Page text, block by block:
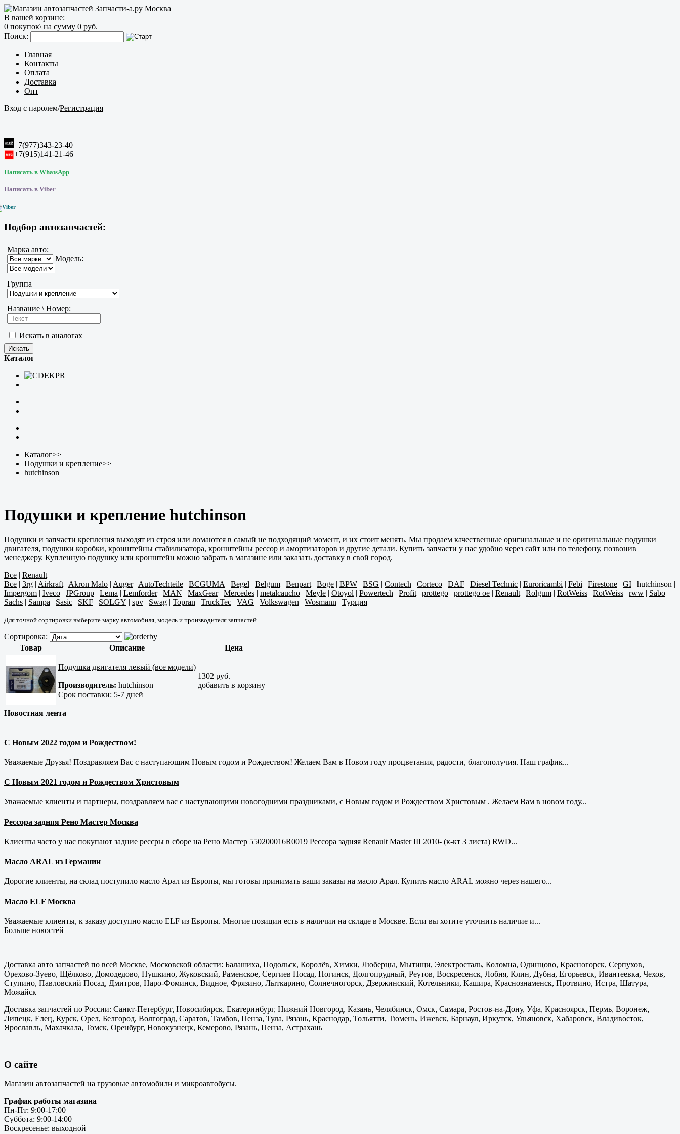
В вашей корзине:
0 покупок\ на сумму 0 руб.
Поиск:
Главная
Контакты
Оплата
Доставка
Опт
Вход с паролем/Регистрация
+7(977)343-23-40
+7(915)141-21-46
Написать в WhatsApp
Написать в Viber
Подбор автозапчастей:
Марка авто:
Модель:
Группа
Название \ Номер:
Искать в аналогах
Каталог
Каталог>>
Подушки и крепление>>
hutchinson
Подушки и крепление hutchinson
Подушки и запчасти крепления выходят из строя или ломаются в самый не подходящий момент, и их стоит менять. Мы продаем качественные оригинальные и не оригинальные подушки
двигателя, подушки коробки, кронштейны стабилизатора, кронштейны рессор и амортизаторов и другие детали. Купить запчасти у нас удобно через сайт или по телефону, позвонив
менеджеру. Купленную подушку или кронштейн можно забрать в магазине или заказать доставку в свой город.
Все | Renault
Все | 3rg | Airkraft | Akron Malo | Auger| AutoTechteile | BCGUMA | Begel | Belgum | Benpart | Boge | BPW | BSG | Contech | Corteco | DAF | Diesel Technic | Euroricambi | Febi | Firestone | GI | hutchinson |
Impergom | Iveco | JPGroup | Lema | Lemforder| MAN | MaxGear| Mercedes | metalcaucho | Meyle | Otoyol | Powertech | Profit | prottego | prottego oe | Renault | Rolgum | RotWeiss | RotWeiss | rww | Sabo |
Sachs | Sampa | Sasic | SKF | SOLGY | spv | Swag | Topran | TruckTec | VAG | Volkswagen | Wosmann | Турция
Для точной сортировки выберите марку автомобиля, модель и производителя запчастей.
Сортировка:
Товар
Описание Цена
Подушка двигателя левый (все модели)
Производитель: hutchinson
Срок поставки: 5-7 дней
1302 руб.
добавить в корзину
Новостная лента
С Новым 2022 годом и Рождеством!
Уважаемые Друзья! Поздравляем Вас с наступающим Новым годом и Рождеством! Желаем Вам в Новом году процветания, радости, благополучия. Наш график...
С Новым 2021 годом и Рождеством Христовым
Уважаемые клиенты и партнеры, поздравляем вас с наступающими новогодними праздниками, с Новым годом и Рождеством Христовым . Желаем Вам в новом году...
Рессора задняя Рено Мастер Москва
Клиенты часто у нас покупают задние рессры в сборе на Рено Мастер 550200016R0019 Рессора задняя Renault Master III 2010- (к-кт 3 листа) RWD...
Масло ARAL из Германии
Дорогие клиенты, на склад поступило масло Арал из Европы, мы готовы принимать ваши заказы на масло Арал. Купить масло ARAL можно через нашего...
Масло ELF Москва
Уважаемые клиенты, к заказу доступно масло ELF из Европы. Многие позиции есть в наличии на складе в Москве. Если вы хотите уточнить наличие и...
Больше новостей
Доставка авто запчастей по всей Москве, Московской области: Балашиха, Подольск, Королёв, Химки, Люберцы, Мытищи, Электросталь, Коломна, Одинцово, Красногорск, Серпухов,
Орехово-Зуево, Щёлково, Домодедово, Пушкино, Жуковский, Раменское, Сергиев Посад, Ногинск, Долгопрудный, Реутов, Воскресенск, Лобня, Клин, Дубна, Егорьевск, Ивантеевка, Чехов,
Ступино, Павловский Посад, Дмитров, Наро-Фоминск, Видное, Фрязино, Лыткарино, Солнечногорск, Дзержинский, Котельники, Кашира, Краснознаменск, Протвино, Истра, Шатура,
Можайск
Доставка запчастей по России: Санкт-Петербург, Новосибирск, Екатеринбург, Нижний Новгород, Казань, Челябинск, Омск, Самара, Ростов-на-Дону, Уфа, Красноярск, Пермь, Воронеж,
Липецк, Елец, Курск, Орел, Белгород, Волгоград, Саратов, Тамбов, Пенза, Тула, Рязань, Краснодар, Тольятти, Тюмень, Ижевск, Барнаул, Иркутск, Ульяновск, Хабаровск, Владивосток,
Ярославль, Махачкала, Томск, Оренбург, Новокузнецк, Кемерово, Рязань, Пенза, Астрахань
О сайте
Магазин автозапчастей на грузовые автомобили и микроавтобусы.
График работы магазина
Пн-Пт: 9:00-17:00
Суббота: 9:00-14:00
Воскресенье: выходной